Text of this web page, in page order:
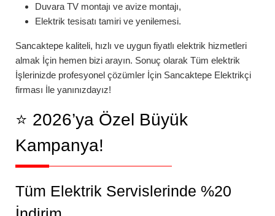
Duvara TV montajı ve avize montajı,
Elektrik tesisatı tamiri ve yenilemesi.
Sancaktepe kaliteli, hızlı ve uygun fiyatlı elektrik hizmetleri
almak İçin hemen bizi arayın. Sonuç olarak Tüm elektrik
İşlerinizde profesyonel çözümler İçin Sancaktepe Elektrikçi
firması İle yanınızdayız!
⭐ 2026’ya Özel Büyük
Kampanya!
Tüm Elektrik Servislerinde %20